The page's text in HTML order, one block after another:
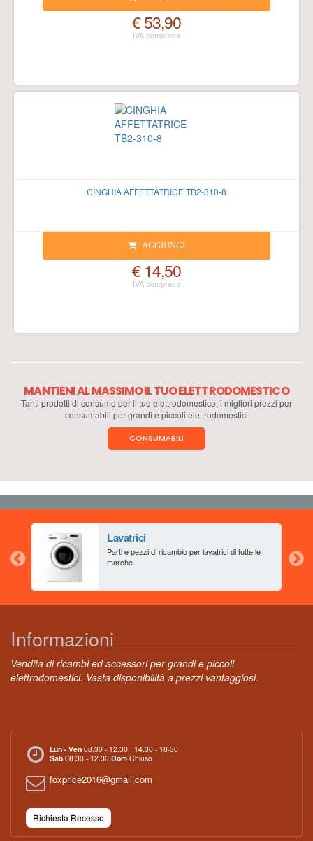
€ 53,90
CINGHIA AFFETTATRICE TB2-310-8
AGGIUNGI
€ 14,50
MANTIENI AL MASSIMO IL TUO ELETTRODOMESTICO
Tanti prodotti di consumo per il tuo elettrodomestico, i migliori prezzi per
consumabili per grandi e piccoli elettrodomestici
CONSUMABILI
Lavatrici
Parti e pezzi di ricambio per lavatrici di tutte le
marche
Informazioni
Vendita di ricambi ed accessori per grandi e piccoli
elettrodomestici. Vasta disponibilità a prezzi vantaggiosi.
Lun - Ven 08.30 - 12.30 | 14.30 - 18-30
Sab 08.30 - 12.30 Dom Chiuso
foxprice2016@gmail.com
Richiesta Recesso